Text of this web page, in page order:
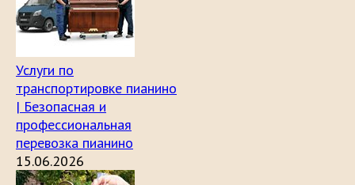
Услуги по
транспортировке пианино
| Безопасная и
профессиональная
перевозка пианино
15.06.2026